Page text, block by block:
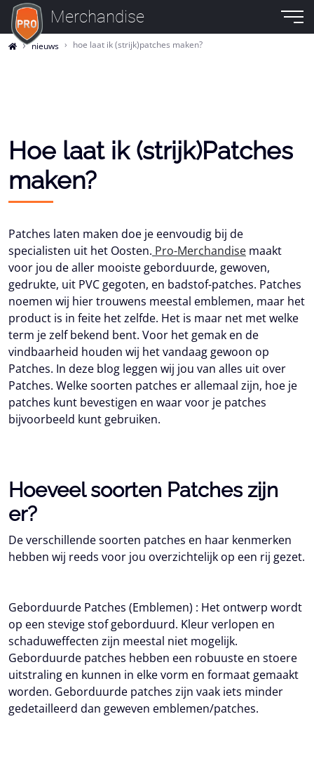
Merchandise
nieuws hoe laat ik (strijk)patches maken?
Hoe laat ik (strijk)Patches
maken?
Patches laten maken doe je eenvoudig bij de
specialisten uit het Oosten. Pro-Merchandise maakt
voor jou de aller mooiste geborduurde, gewoven,
gedrukte, uit PVC gegoten, en badstof-patches. Patches
noemen wij hier trouwens meestal emblemen, maar het
product is in feite het zelfde. Het is maar net met welke
term je zelf bekend bent. Voor het gemak en de
vindbaarheid houden wij het vandaag gewoon op
Patches. In deze blog leggen wij jou van alles uit over
Patches. Welke soorten patches er allemaal zijn, hoe je
patches kunt bevestigen en waar voor je patches
bijvoorbeeld kunt gebruiken.
Hoeveel soorten Patches zijn
er?
De verschillende soorten patches en haar kenmerken
hebben wij reeds voor jou overzichtelijk op een rij gezet.
Geborduurde Patches (Emblemen) : Het ontwerp wordt
op een stevige stof geborduurd. Kleur verlopen en
schaduweffecten zijn meestal niet mogelijk.
Geborduurde patches hebben een robuuste en stoere
uitstraling en kunnen in elke vorm en formaat gemaakt
worden. Geborduurde patches zijn vaak iets minder
gedetailleerd dan geweven emblemen/patches.